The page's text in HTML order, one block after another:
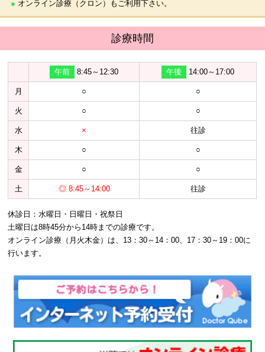
● オンライン診療（クロン）もご利用下さい。
診療時間
午前 8:45～12:30 午後 14:00～17:00
月 ○ ○
火 ○ ○
水 × 往診
木 ○ ○
金 ○ ○
土 ◎ 8:45～14:00 往診
休診日：水曜日・日曜日・祝祭日
土曜日は8時45分から14時までの診療です。
オンライン診療（月火木金）は、13：30～14：00、17：30～19：00に
行います。